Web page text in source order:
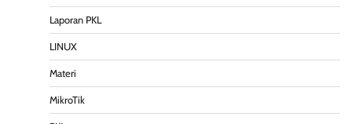
Laporan PKL
LINUX
Materi
MikroTik